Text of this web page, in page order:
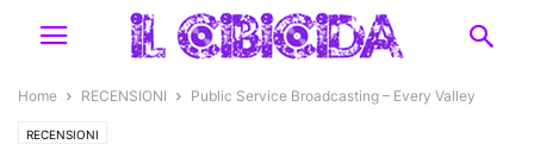
Home RECENSIONI Public Service Broadcasting – Every Valley
RECENSIONI